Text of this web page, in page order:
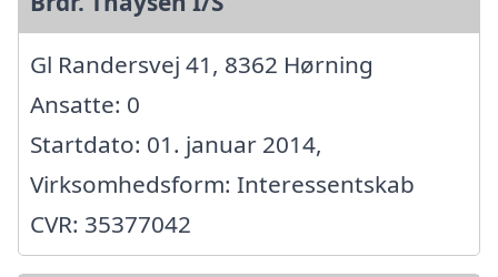
Gl Randersvej 41, 8362 Hørning
Ansatte: 0
Startdato: 01. januar 2014,
Virksomhedsform: Interessentskab
CVR: 35377042